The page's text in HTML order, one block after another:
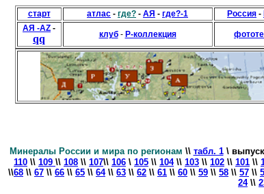
старт атлас - где? - АЯ - где?-1 Россия -
АЯ -AZ -
qq клуб- Р-коллекция
Минералы России и мира по регионам \\ табл. 1\
110 \\ 109 \\ 108 \\ 107\\ 106 \ 105 \\ 104\\ 103 \\ 102 \\ 101 \\
\\68 \\ 67 \\ 66 \\ 65 \\ 64\\ 63 \\ 62 \\ 61 \\ 60 \\ 59 \\ 58 \\ 57 \\
24\\